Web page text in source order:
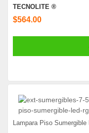
TECNOLITE ®
$564.00
Lampara Piso